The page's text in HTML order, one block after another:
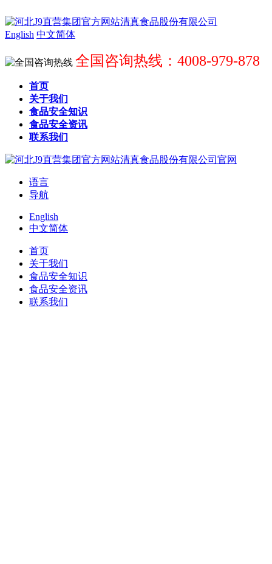
English 中文简体
全国咨询热线：4008-979-878
首页
关于我们
食品安全知识
食品安全资讯
联系我们
语言
导航
English
中文简体
首页
关于我们
食品安全知识
食品安全资讯
联系我们